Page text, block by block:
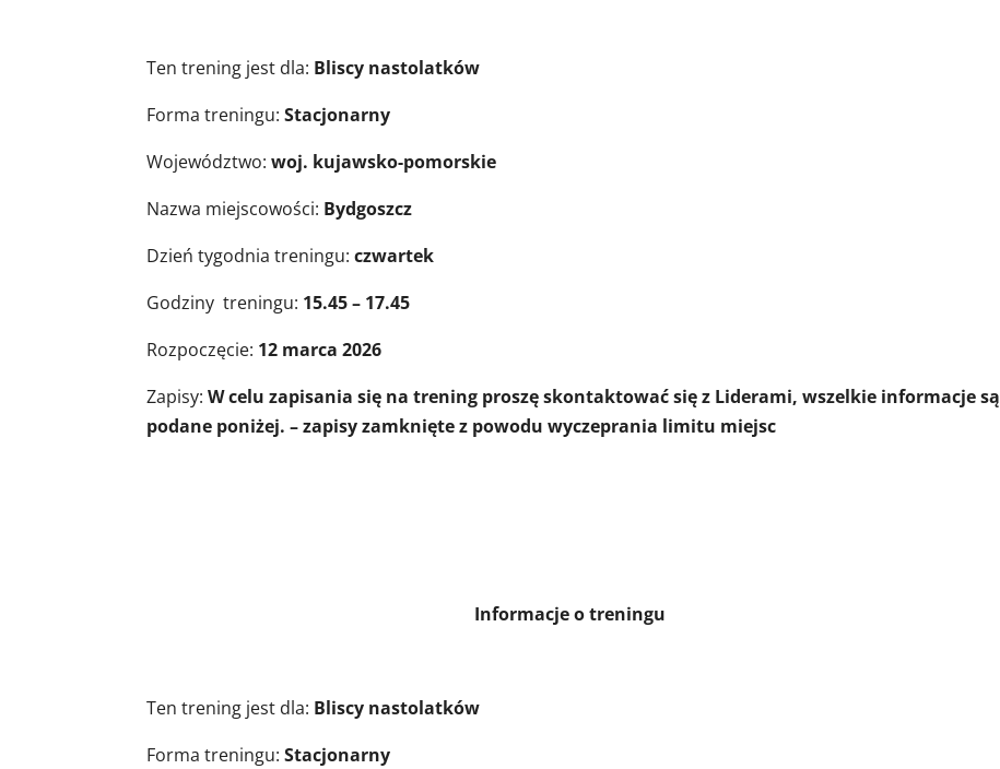
Ten trening jest dla: Bliscy nastolatków
Forma treningu:Stacjonarny
Województwo:woj. kujawsko-pomorskie
Nazwa miejscowości: Bydgoszcz
Dzień tygodnia treningu:czwartek
Godziny treningu: 15.45 – 17.45
Rozpoczęcie: 12 marca 2026
Zapisy:W celu zapisania się na trening proszę skontaktować się z Liderami, wszelkie informacje są
podane poniżej. – zapisy zamknięte z powodu wyczeprania limitu miejsc
Informacje o treningu
Ten trening jest dla: Bliscy nastolatków
Forma treningu:Stacjonarny